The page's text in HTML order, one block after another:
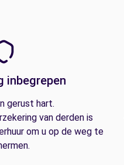
inbegrepen
gerust hart.
van derden is
om u op de weg te